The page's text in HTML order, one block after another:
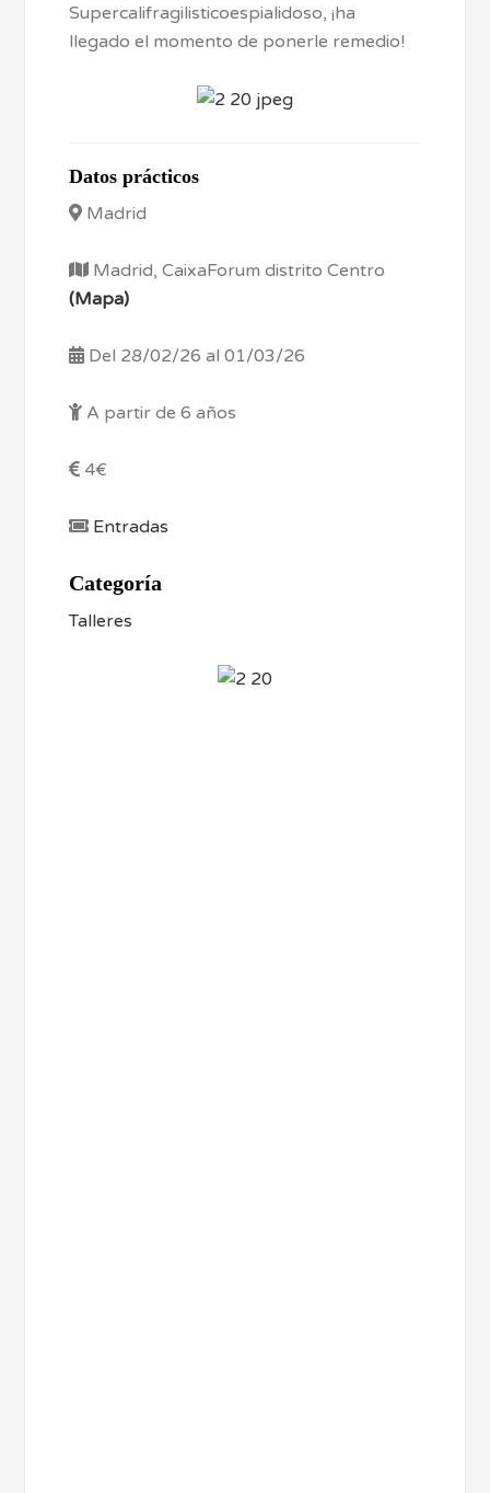
Supercalifragilisticoespialidoso, ¡ha
llegado el momento de ponerle remedio!
Datos prácticos
Madrid
Madrid, CaixaForum distrito Centro
(Mapa)
Del 28/02/26 al 01/03/26
A partir de 6 años
4€
Entradas
Categoría
Talleres